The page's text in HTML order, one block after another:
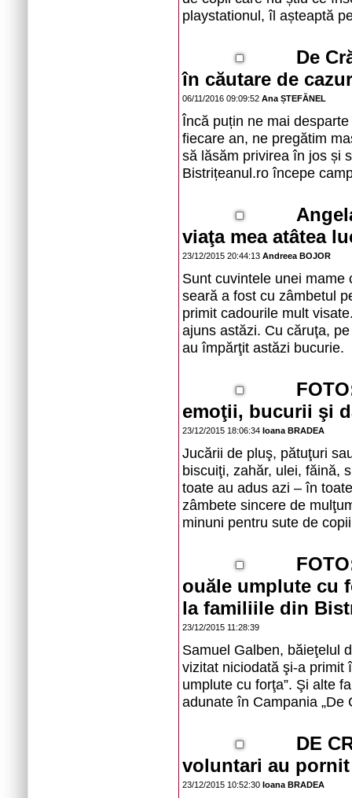
playstationul, îl așteaptă
De
în căutare de
06/11/2016 09:09:52 Ana ȘTEFĂNEL
Încă puțin ne mai
fiecare an, ne pregătim
să lăsăm privirea în jos și
Bistrițeanul.ro începe
viaţa mea atâtea
23/12/2015 20:44:13 Andreea BOJOR
Sunt cuvintele unei
seară a fost cu zâmbetul
primit cadourile mult
ajuns astăzi. Cu căruţa,
au împărţit astăzi bucurie.
emoţii, bucurii şi
23/12/2015 18:06:34 Ioana BRADEA
Jucării de pluş, pătuţuri
biscuiţi, zahăr, ulei, făină,
toate au adus azi – în
zâmbete sincere de
minuni pentru sute de
ouăle umplute cu
la familiile din
23/12/2015 11:28:39
Samuel Galben, băieţelul
vizitat niciodată şi-a primit
umplute cu forţa”. Şi alte
adunate în Campania
DE
voluntari au
23/12/2015 10:52:30 Ioana BRADEA